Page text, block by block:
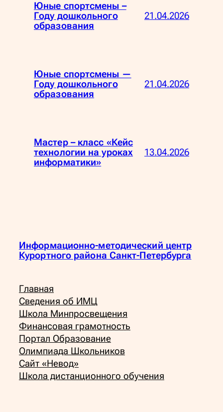
Юные спортсмены –
Году дошкольного
образования
21.04.2026
Юные спортсмены —
Году дошкольного
образования
21.04.2026
Мастер – класс «Кейс
технологии на уроках
информатики»
13.04.2026
Информационно-методический центр
Курортного района Санкт-Петербурга
Главная
Сведения об ИМЦ
Школа Минпросвещения
Финансовая грамотность
Портал Образование
Олимпиада Школьников
Сайт «Невод»
Школа дистанционного обучения